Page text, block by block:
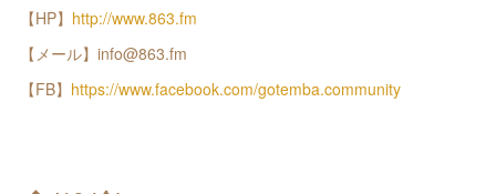
【HP】 http://www.863.fm
【メール】info@863.fm
【FB】 https://www.facebook.com/gotemba.community